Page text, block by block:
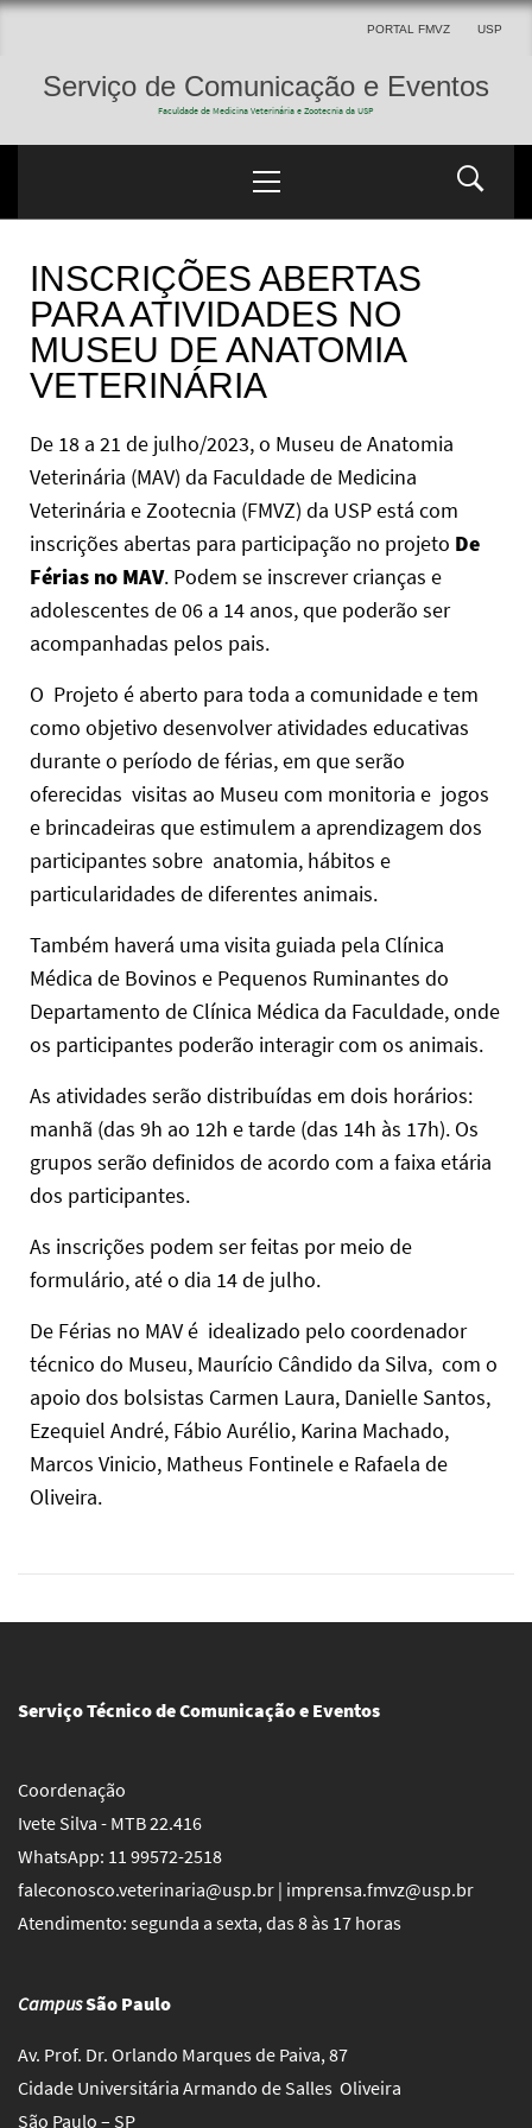
PORTAL FMVZ USP
Serviço de Comunicação e Eventos
Faculdade de Medicina Veterinária e Zootecnia da USP
INSCRIÇÕES ABERTAS
PARA ATIVIDADES NO
MUSEU DE ANATOMIA
VETERINÁRIA
De 18 a 21 de julho/2023, o Museu de Anatomia
Veterinária (MAV) da Faculdade de Medicina
Veterinária e Zootecnia (FMVZ) da USP está com
inscrições abertas para participação no projeto De
Férias no MAV. Podem se inscrever crianças e
adolescentes de 06 a 14 anos, que poderão ser
acompanhadas pelos pais.
O Projeto é aberto para toda a comunidade e tem
como objetivo desenvolver atividades educativas
durante o período de férias, em que serão
oferecidas visitas ao Museu com monitoria e jogos
e brincadeiras que estimulem a aprendizagem dos
participantes sobre anatomia, hábitos e
particularidades de diferentes animais.
Também haverá uma visita guiada pela Clínica
Médica de Bovinos e Pequenos Ruminantes do
Departamento de Clínica Médica da Faculdade, onde
os participantes poderão interagir com os animais.
As atividades serão distribuídas em dois horários:
manhã (das 9h ao 12h e tarde (das 14h às 17h). Os
grupos serão definidos de acordo com a faixa etária
dos participantes.
As inscrições podem ser feitas por meio de
formulário, até o dia 14 de julho.
De Férias no MAV é idealizado pelo coordenador
técnico do Museu, Maurício Cândido da Silva, com o
apoio dos bolsistas Carmen Laura, Danielle Santos,
Ezequiel André, Fábio Aurélio, Karina Machado,
Marcos Vinicio, Matheus Fontinele e Rafaela de
Oliveira.
Serviço Técnico de Comunicação e Eventos
Coordenação
Ivete Silva - MTB 22.416
WhatsApp: 11 99572-2518
faleconosco.veterinaria@usp.br | imprensa.fmvz@usp.br
Atendimento: segunda a sexta, das 8 às 17 horas
CampusSão Paulo
Av. Prof. Dr. Orlando Marques de Paiva, 87
Cidade Universitária Armando de Salles Oliveira
São Paulo – SP